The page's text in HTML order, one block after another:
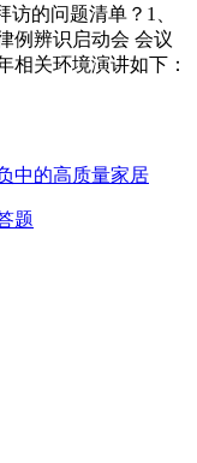
的问题清单？1、
例辨识启动会 会议
相关环境演讲如下：
中的高质量家居
题